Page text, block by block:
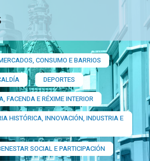
CONSUMO E BARRIOS​
DEPORTES
FACENDA E RÉXIME INTERIOR
HISTÓRICA, INNOVACIÓN, INDUSTRIA E
SOCIAL E PARTICIPACIÓN